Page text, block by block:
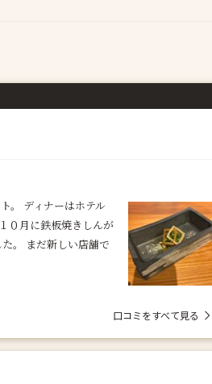
。 ディナーはホテル
０月に鉄板焼きしんが
。 まだ新しい店舗で
口コミをすべて見る